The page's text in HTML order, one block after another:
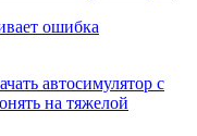
ошибка
автосимулятор с
на тяжелой